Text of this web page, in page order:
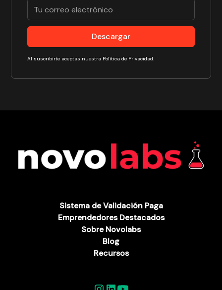
Al suscribirte aceptas nuestra Política de Privacidad.
Sistema de Validación Paga
Emprendedores Destacados
Sobre Novolabs
Blog
Recursos